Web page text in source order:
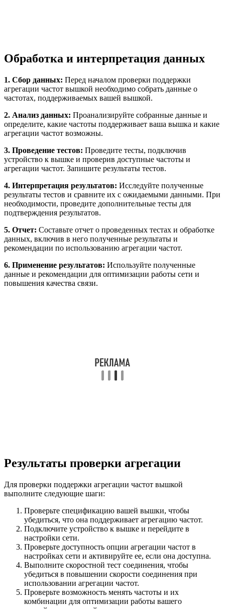
Обработка и интерпретация данных
1. Сбор данных: Перед началом проверки поддержки
агрегации частот вышкой необходимо собрать данные о
частотах, поддерживаемых вашей вышкой.
2. Анализ данных: Проанализируйте собранные данные и
определите, какие частоты поддерживает ваша вышка и какие
агрегации частот возможны.
3. Проведение тестов: Проведите тесты, подключив
устройство к вышке и проверив доступные частоты и
агрегации частот. Запишите результаты тестов.
4. Интерпретация результатов: Исследуйте полученные
результаты тестов и сравните их с ожидаемыми данными. При
необходимости, проведите дополнительные тесты для
подтверждения результатов.
5. Отчет: Составьте отчет о проведенных тестах и обработке
данных, включив в него полученные результаты и
рекомендации по использованию агрегации частот.
6. Применение результатов: Используйте полученные
данные и рекомендации для оптимизации работы сети и
повышения качества связи.
Результаты проверки агрегации
Для проверки поддержки агрегации частот вышкой
выполните следующие шаги:
Проверьте спецификацию вашей вышки, чтобы
убедиться, что она поддерживает агрегацию частот.
Подключите устройство к вышке и перейдите в
настройки сети.
Проверьте доступность опции агрегации частот в
настройках сети и активируйте ее, если она доступна.
Выполните скоростной тест соединения, чтобы
убедиться в повышении скорости соединения при
использовании агрегации частот.
Проверьте возможность менять частоты и их
комбинации для оптимизации работы вашего